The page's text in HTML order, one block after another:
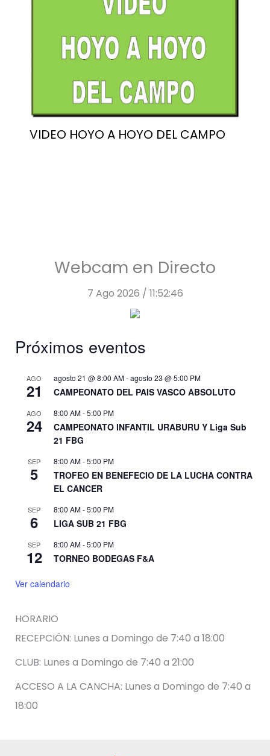
VIDEO HOYO A HOYO DEL CAMPO
Webcam en Directo
7 Ago 2026 / 11:52:46
Próximos eventos
AGO
21
agosto 21 @ 8:00 AM-agosto 23 @ 5:00 PM
CAMPEONATO DEL PAIS VASCO ABSOLUTO
AGO
24
8:00 AM-5:00 PM
CAMPEONATO INFANTIL URABURU Y Liga Sub
21 FBG
SEP
5
8:00 AM-5:00 PM
TROFEO EN BENEFECIO DE LA LUCHA CONTRA
EL CANCER
SEP
6
8:00 AM-5:00 PM
LIGA SUB 21 FBG
SEP
12
8:00 AM-5:00 PM
TORNEO BODEGAS F&A
Ver calendario
HORARIO
RECEPCIÓN: Lunes a Domingo de 7:40 a 18:00
CLUB: Lunes a Domingo de 7:40 a 21:00
ACCESO A LA CANCHA: Lunes a Domingo de 7:40 a
18:00